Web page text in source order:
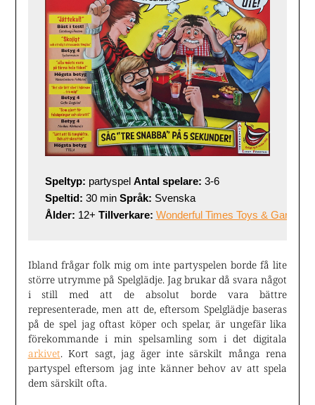
Speltyp: partyspel Antal spelare:
3-6
Speltid: 30 min Språk:
Ålder: 12+ Tillverkare: Wonderful Times Toys & Games
Ibland frågar folk mig om inte partyspelen borde få lite
större utrymme på Spelglädje. Jag brukar då svara något
i still med att de absolut borde vara bättre
representerade, men att de, eftersom Spelglädje baseras
på de spel jag oftast köper och spelar, är ungefär lika
förekommande i min spelsamling som i det digitala
arkivet. Kort sagt, jag äger inte särskilt många rena
partyspel eftersom jag inte känner behov av att spela
dem särskilt ofta.